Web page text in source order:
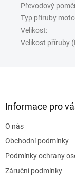
Převodový
Typ příruby
Velikost:
Velikost příruby
Informace pro
O nás
Obchodní podmínky
Podmínky ochrany
Záruční podmínky